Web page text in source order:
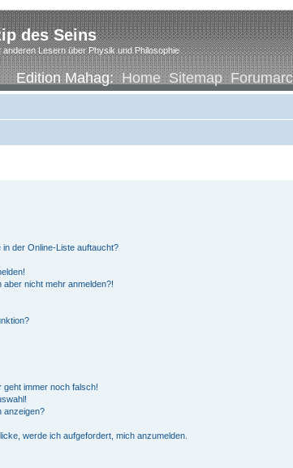
des Seins
anderen Lesern über Physik und Philosophie
Edition Mahag:Home Sitemap
der Online-Liste auftaucht?
nicht mehr anmelden?!
geht immer noch falsch!
anzeigen?
werde ich aufgefordert, mich anzumelden.